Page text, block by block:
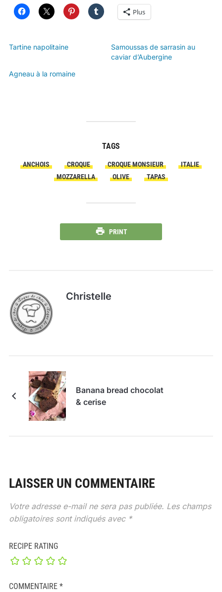
Plus
Tartine napolitaine
Samoussas de sarrasin au
caviar d’Aubergine
Agneau à la romaine
TAGS
ANCHOIS CROQUE CROQUE MONSIEUR
ITALIE
MOZZARELLA
OLIVE TAPAS
PRINT
Christelle
Banana bread chocolat
& cerise
LAISSER UN COMMENTAIRE
Votre adresse e-mail ne sera pas publiée. Les champs
obligatoires sont indiqués avec *
RECIPE RATING
COMMENTAIRE *